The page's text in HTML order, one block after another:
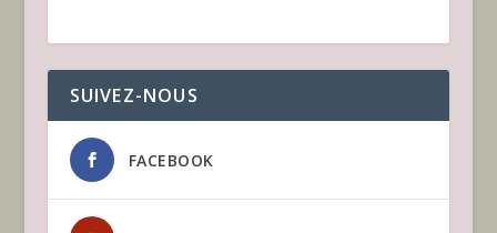
SUIVEZ-NOUS
FACEBOOK